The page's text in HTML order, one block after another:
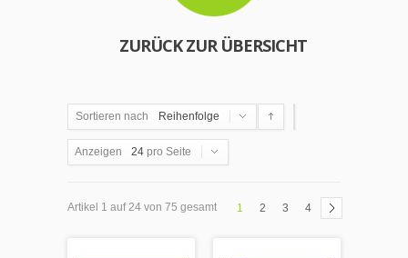
ZURÜCK ZUR ÜBERSICHT
Sortieren nach Reihenfolge
Anzeigen 24 pro Seite
Artikel 1 auf 24 von 75 gesamt 1 2 3 4